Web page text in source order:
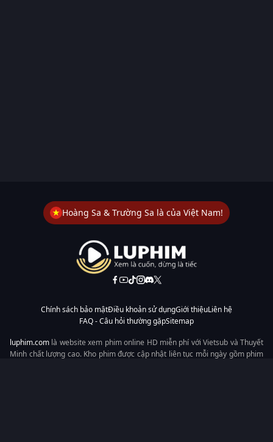
Hoàng Sa & Trường Sa là của Việt Nam!
Chính sách bảo mậtĐiều khoản sử dụngGiới thiệuLiên hệ
FAQ - Câu hỏi thường gặpSitemap
luphim.com là website xem phim online HD miễn phí với Vietsub và Thuyết
Minh chất lượng cao. Kho phim được cập nhật liên tục mỗi ngày gồm phim